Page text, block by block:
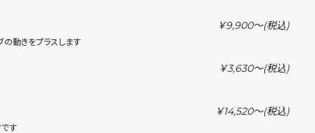
の動きをプラスします
￥9,900〜(税込)
￥3,630〜(税込)
す
￥14,520〜(税込)